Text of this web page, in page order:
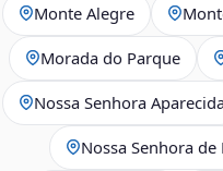
Monte Alegre
Morada do Parque
Nossa Senhora Aparecida
Nossa Senhora de